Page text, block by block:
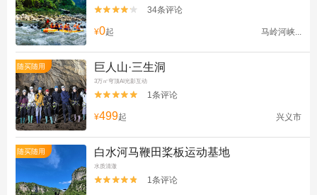

 34条评论
¥0起 马岭河峡...
随买随用 巨人山·三生洞
3万㎡穹顶AI光影互动

 1条评论
¥499起 兴义市
随买随用 白水河马鞭田桨板运动基地
水质清澈

 1条评论